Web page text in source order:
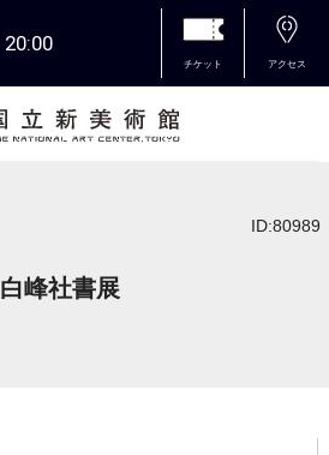
20:00
チケット アクセス
ID:80989
白峰社書展